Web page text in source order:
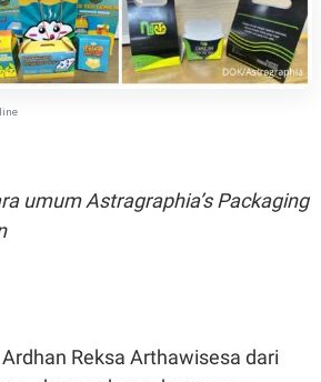
umum Astragraphia’s Packaging
Reksa Arthawisesa dari